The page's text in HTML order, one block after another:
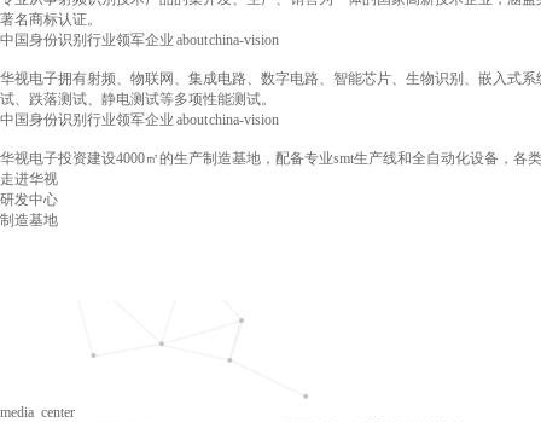
著名商标认证。
中国身份识别行业领军企业 about china-vision
华视电子拥有射频、物联网、集成电路、数字电路、智能芯片、生物识别、嵌入式
试、跌落测试、静电测试等多项性能测试。
中国身份识别行业领军企业 about china-vision
华视电子投资建设4000㎡的生产制造基地，配备专业smt生产线和全自动化设备，各
走进华视
研发中心
制造基地
media center